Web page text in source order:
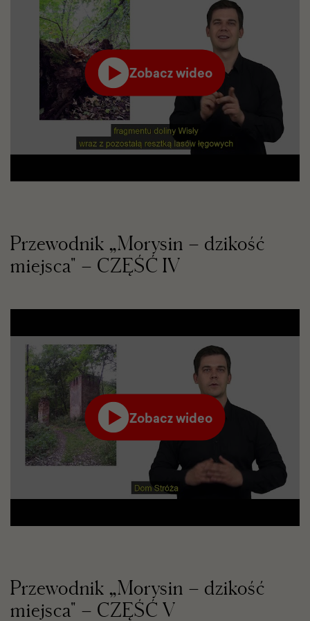
Zobacz wideo
Film
odtworzy
serwisie
YouTube
w
karcie
Przewodnik „Morysin – dzikość
miejsca" – CZĘŚĆ IV
Zobacz wideo
Film
odtworzy
się
w
serwisie
YouTube
w
karcie
Przewodnik „Morysin – dzikość
miejsca" – CZĘŚĆ V